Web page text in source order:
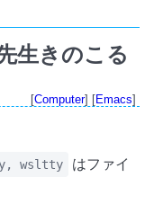
生きのこる
[Computer] [Emacs]
wsltty
はファイ